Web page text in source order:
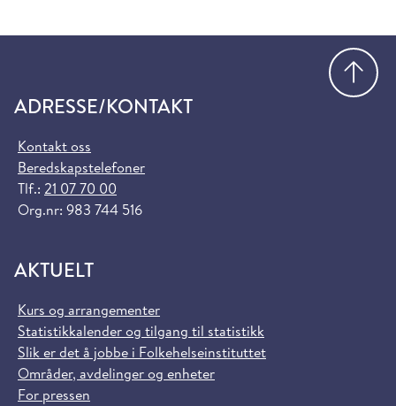
ADRESSE/KONTAKT
Kontakt oss
Beredskapstelefoner
Tlf.: 21 07 70 00
Org.nr: 983 744 516
AKTUELT
Kurs og arrangementer
Statistikkalender og tilgang til statistikk
Slik er det å jobbe i Folkehelseinstituttet
Områder, avdelinger og enheter
For pressen